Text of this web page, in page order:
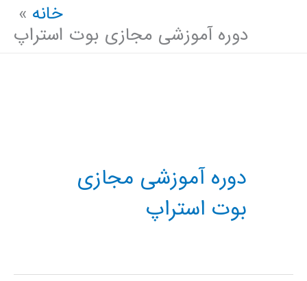
خانه
دوره آموزشی مجازی بوت استراپ
دوره آموزشی مجازی
بوت استراپ